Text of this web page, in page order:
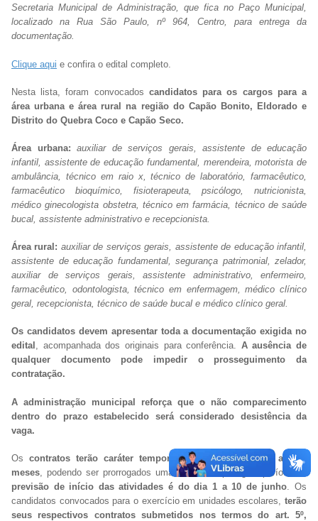
Secretaria Municipal de Administração, que fica no Paço Municipal,
localizado na Rua São Paulo, nº 964, Centro, para entrega da
documentação.
Clique aqui e confira o edital completo.
Nesta lista, foram convocados candidatos para os cargos para a
área urbana e área rural na região do Capão Bonito, Eldorado e
Distrito do Quebra Coco e Capão Seco.
Área urbana: auxiliar de serviços gerais, assistente de educação
infantil, assistente de educação fundamental, merendeira, motorista de
ambulância, técnico em raio x, técnico de laboratório, farmacêutico,
farmacêutico bioquímico, fisioterapeuta, psicólogo, nutricionista,
médico ginecologista obstetra, técnico em farmácia, técnico de saúde
bucal, assistente administrativo e recepcionista.
Área rural: auxiliar de serviços gerais, assistente de educação infantil,
assistente de educação fundamental, segurança patrimonial, zelador,
auxiliar de serviços gerais, assistente administrativo, enfermeiro,
farmacêutico, odontologista, técnico em enfermagem, médico clínico
geral, recepcionista, técnico de saúde bucal e médico clínico geral.
Os candidatos devem apresentar toda a documentação exigida no
edital , acompanhada dos originais para conferência. A ausência de
qualquer documento pode impedir o prosseguimento da
contratação.
A administração municipal reforça que o não comparecimento
dentro do prazo estabelecido será considerado desistência da
vaga.
Os contratos terão caráter temporário, com duração de até 12
meses , podendo ser prorrogados uma única vez por igual período.A
previsão de início das atividades é do dia 1 a 10 de junho . Os
candidatos convocados para o exercício em unidades escolares, terão
seus respectivos contratos submetidos nos termos do art. 5º,